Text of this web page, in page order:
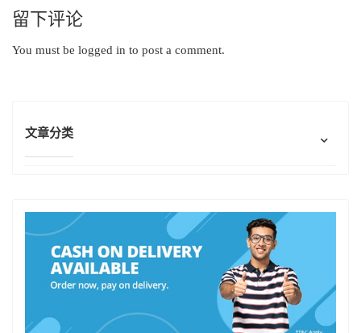
留下评论
You must be logged in to post a comment.
文章分类